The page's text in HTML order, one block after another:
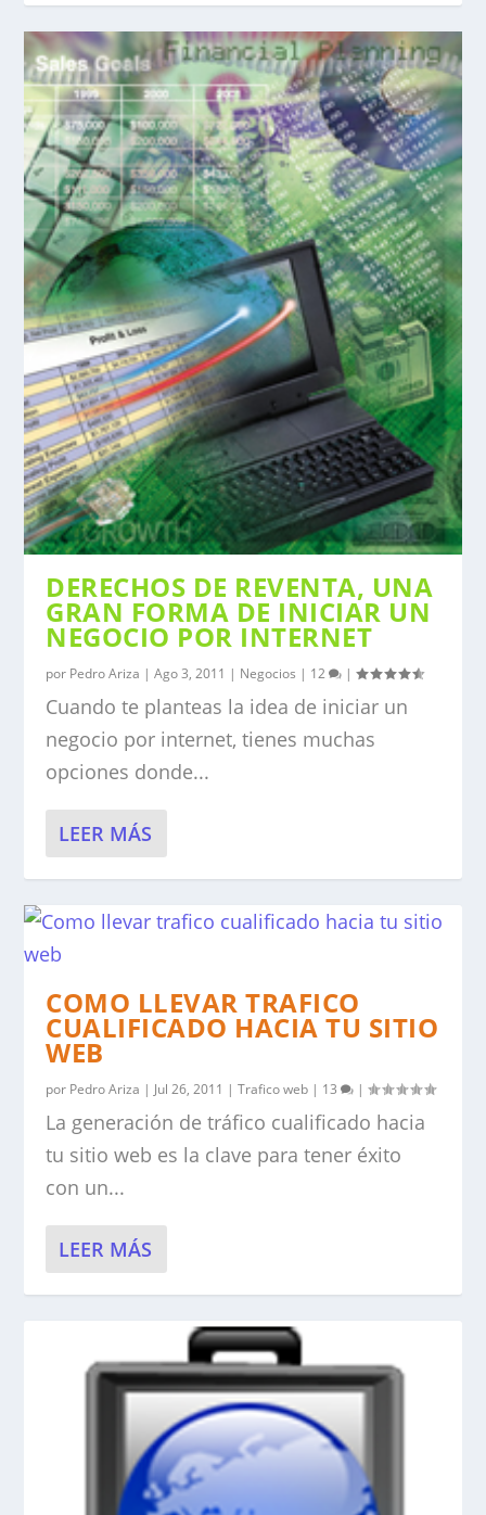
DERECHOS DE REVENTA, UNA
GRAN FORMA DE INICIAR UN
NEGOCIO POR INTERNET
por Pedro Ariza |Ago 3, 2011 | Negocios | 12 |
Cuando te planteas la idea de iniciar un
negocio por internet, tienes muchas
opciones donde...
LEER MÁS
COMO LLEVAR TRAFICO
CUALIFICADO HACIA TU SITIO
WEB
por Pedro Ariza | Jul 26, 2011 |Trafico web | 13 |
La generación de tráfico cualificado hacia
tu sitio web es la clave para tener éxito
con un...
LEER MÁS